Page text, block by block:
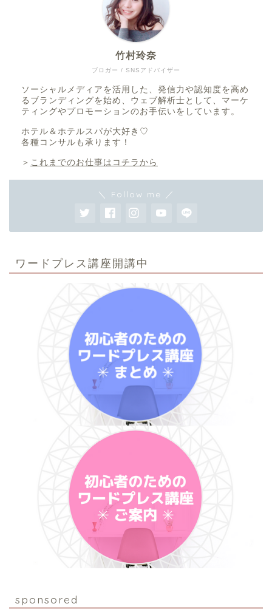
ブロガー / SNSアドバイザー
竹村玲奈
ソーシャルメディアを活用した、発信力や認知度を高め
るブランディングを始め、ウェブ解析士として、マーケ
ティングやプロモーションのお手伝いをしています。
ホテル＆ホテルスパが大好き♡
各種コンサルも承ります！
＞ これまでのお仕事はコチラから
＼ Follow me ／
ワードプレス講座開講中
sponsored